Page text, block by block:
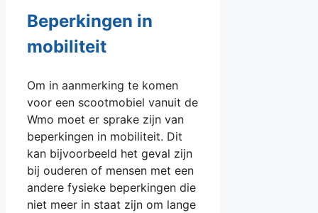
Beperkingen in
mobiliteit
Om in aanmerking te komen
voor een scootmobiel vanuit de
Wmo moet er sprake zijn van
beperkingen in mobiliteit. Dit
kan bijvoorbeeld het geval zijn
bij ouderen of mensen met een
andere fysieke beperkingen die
niet meer in staat zijn om lange